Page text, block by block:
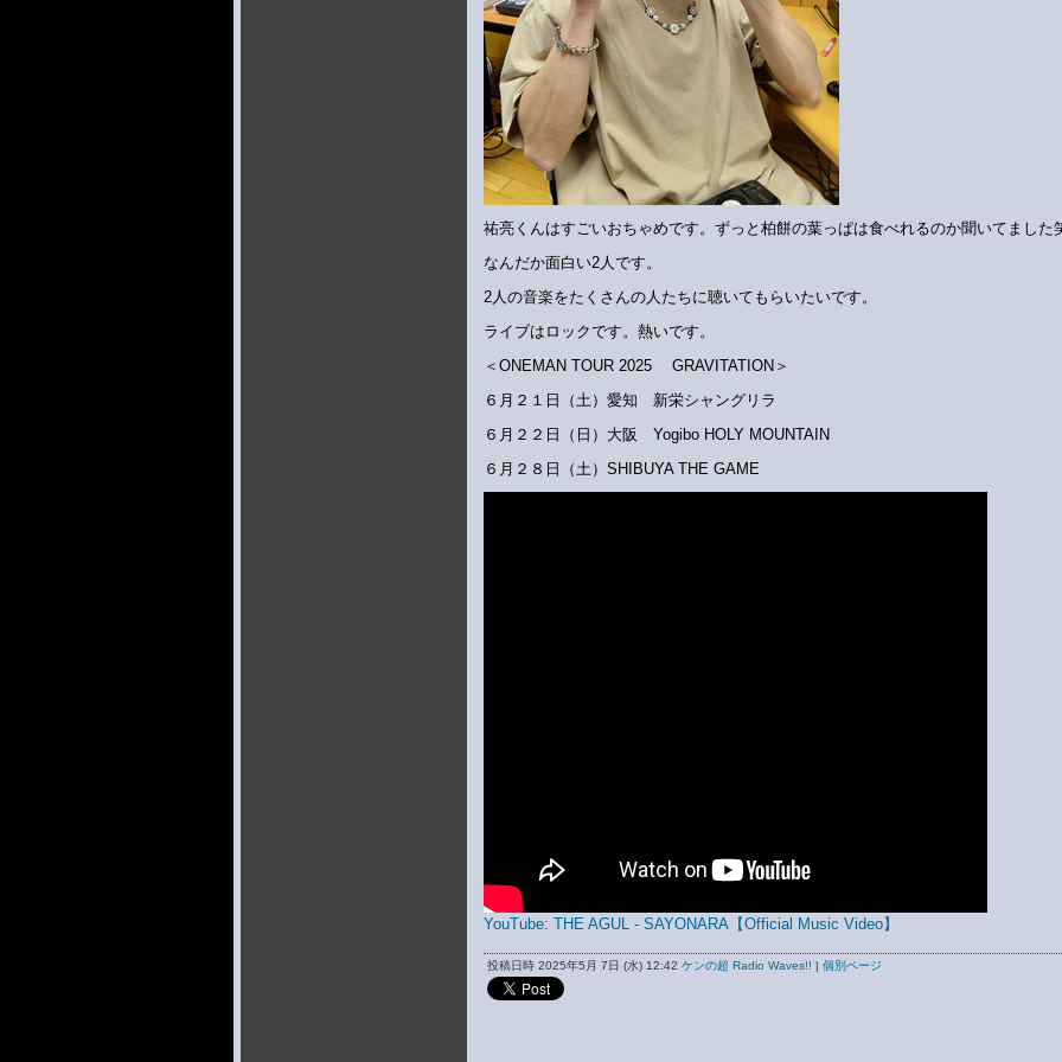
祐亮くんはすごいおちゃめです。ずっと柏餅の葉っぱは食べれるのか聞いてました
なんだか面白い2人です。
2人の音楽をたくさんの人たちに聴いてもらいたいです。
ライブはロックです。熱いです。
＜ONEMAN TOUR 2025 GRAVITATION＞
６月２１日（土）愛知 新栄シャングリラ
６月２２日（日）大阪 Yogibo HOLY MOUNTAIN
６月２８日（土）SHIBUYA THE GAME
YouTube: THE AGUL - SAYONARA【Official Music Video】
投稿日時 2025年5月 7日 (水) 12:42 ケンの超 Radio Waves!! | 個別ページ